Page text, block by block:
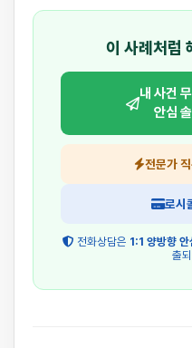
이 사례처럼
내 사건
안심
전문가
로시
전화상담은 1:1 양방향 안
출